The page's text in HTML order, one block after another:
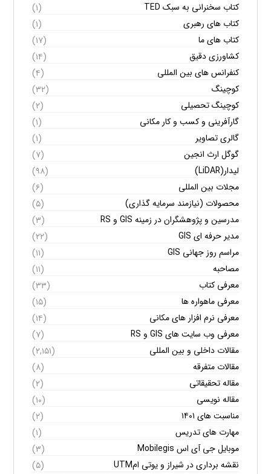
کتاب سخنرانی به سبک TED
(۱)
کتاب های رهبری
(۱)
کتاب های ما
(۱۷)
کشاورزی دقیق
(۱۴)
کنفرانس های بین المللی
(۴)
کوچینگ
(۳۲)
کوچینگ تحصیلی
(۲)
گارآفرینی و کسب و کار مکانی
(۱)
گالری تصاویر
(۱)
گوگل ارث انجین
(۷)
لیدار(LiDAR)
(۹۸)
مجلات بین المللی
(۶)
محصولات (نیازمند سرمایه گذاری)
(۵)
مدرسین و پژوهشگران در زمینه GIS و RS
(۳)
مدیر حرفه ای GIS
(۲۲)
مراسم روز جهانی GIS
(۱۱)
مصاحبه
(۱۱)
معرفی کتاب
(۳۳)
معرفی ماهواره ها
(۱۵)
معرفی نرم افزار های مکانی
(۱۴)
معرفی وب سایت های GIS و RS
(۷)
مقالات داخلی و بین المللی
(۲,۱۵۱)
مقالات متفرقه
(۸)
مقاله تحقیقاتی
(۲)
مقاله نویسی
(۱۰)
مناسبت های ۱۴۰۱
(۲)
مهارت های تدریس
(۱)
موبایل جی آی اس Mobilegis
(۳)
نقشه برداری در شیراز و یوتی امUTM
(۵)